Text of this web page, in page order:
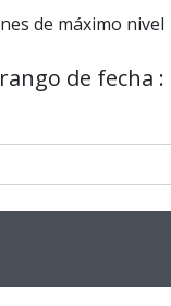
de máximo nivel
de fecha :